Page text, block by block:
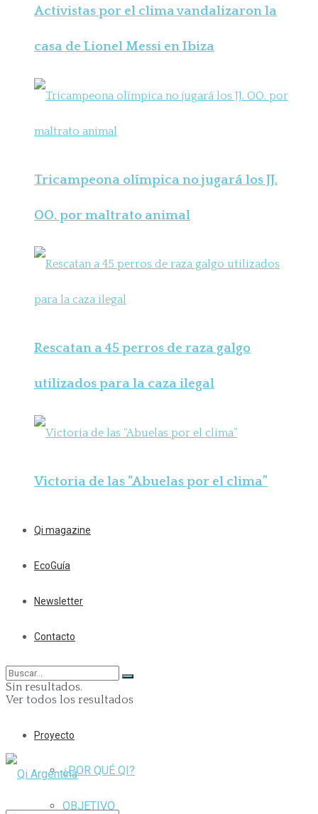
Activistas por el clima vandalizaron la
casa de Lionel Messi en Ibiza
Tricampeona olímpica no jugará los JJ.
OO. por maltrato animal
Rescatan a 45 perros de raza galgo
utilizados para la caza ilegal
Victoria de las “Abuelas por el clima”
Qi magazine
EcoGuía
Newsletter
Contacto
Sin resultados.
Ver todos los resultados
Proyecto
¿POR QUÉ QI?
OBJETIVO